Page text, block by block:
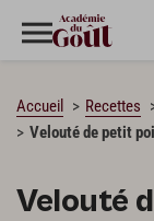
Accueil Recettes
Velouté de petit
Velouté
CHARGEMENT…